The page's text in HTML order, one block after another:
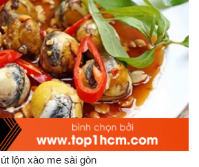
lộn xào me sài gòn